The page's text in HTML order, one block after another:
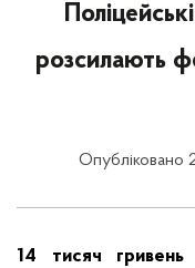
розсилають
Опубліковано
14 тисяч